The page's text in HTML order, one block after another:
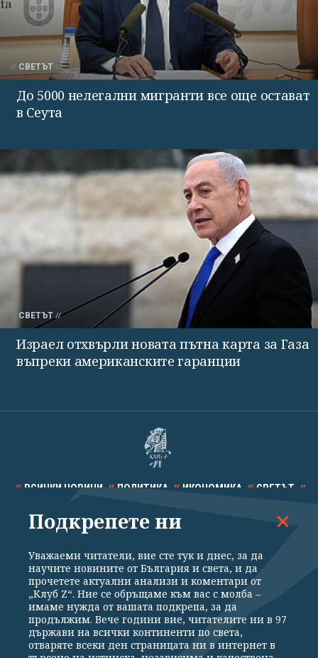
СВЕТЪТ
До 5000 нелегални мигранти все още остават
в Сеута
СВЕТЪТ
Израел отхвърли новата пътна карта за Газа
въпреки американските гаранции
ВСИЧКИ НОВИНИ ПОЛИТИКА ИКОНОМИКА СВЕТЪТ
СПОРТ КУЛТУРА ТЕХНОЛОГИИ КАЛЕЙДОСКОП
Общи условия
Политика за поверителност
Реклама
Партньори Контакти За Клуб Z
Подкрепете ни
Уважаеми читатели, вие сте тук и днес, за да
научите новините от България и света, и да
прочетете актуални анализи и коментари от
„Клуб Z“. Ние се обръщаме към вас с молба –
имаме нужда от вашата подкрепа, за да
продължим. Вече години вие, читателите ни в 97
държави на всички континенти по света,
отваряте всеки ден страницата ни в интернет в